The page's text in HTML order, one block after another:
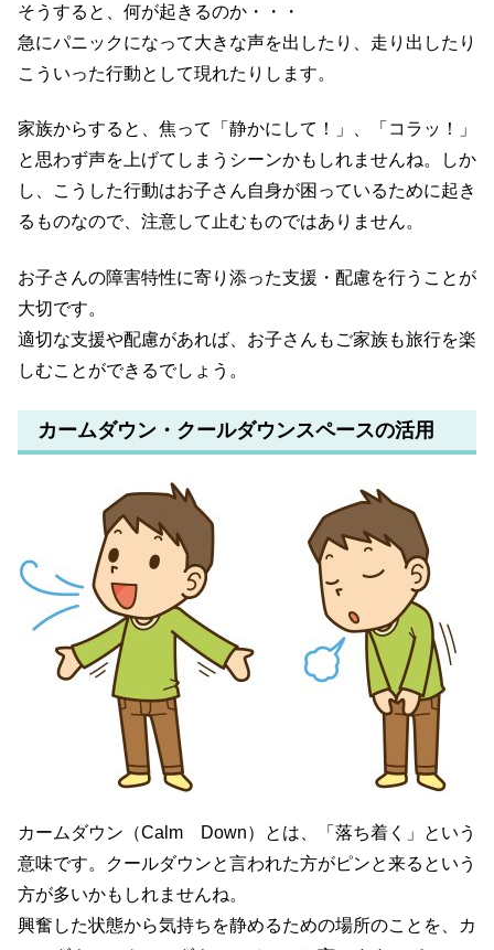
そうすると、何が起きるのか・・・
急にパニックになって大きな声を出したり、走り出したり
こういった行動として現れたりします。
家族からすると、焦って「静かにして！」、「コラッ！」
と思わず声を上げてしまうシーンかもしれませんね。しか
し、こうした行動はお子さん自身が困っているために起き
るものなので、注意して止むものではありません。
お子さんの障害特性に寄り添った支援・配慮を行うことが
大切です。
適切な支援や配慮があれば、お子さんもご家族も旅行を楽
しむことができるでしょう。
カームダウン・クールダウンスペースの活用
カームダウン（Calm Down）とは、「落ち着く」という
意味です。クールダウンと言われた方がピンと来るという
方が多いかもしれませんね。
興奮した状態から気持ちを静めるための場所のことを、カ